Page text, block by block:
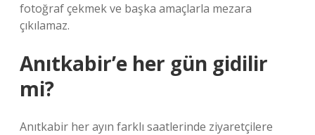
fotoğraf çekmek ve başka amaçlarla mezara
çıkılamaz.
Anıtkabir’e her gün gidilir
mi?
Anıtkabir her ayın farklı saatlerinde ziyaretçilere